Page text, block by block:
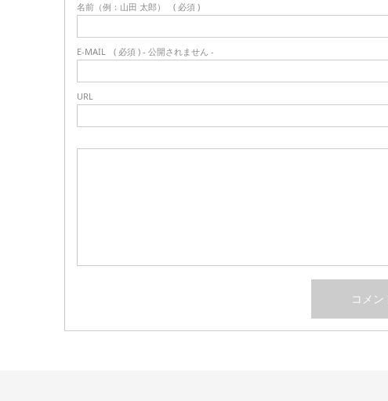
名前（例：山田 太郎） ( 必須 )
E-MAIL ( 必須 ) - 公開されません -
URL